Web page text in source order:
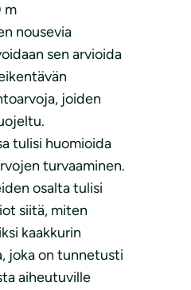
m
nousevia
sen arvioida
joiden
tulisi huomioida
turvaaminen.
osalta tulisi
siitä, miten
kaakkurin
joka on tunnetusti
aiheutuville